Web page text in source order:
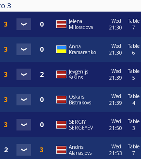
3
Jelena
Miloradova
Wed
21:30
Table
7
Anna
Kramarenko
Wed
21:30
Table
6
Jevgenijs
Šašins
Wed
21:39
Table
5
Oskars
Bistrakovs
Wed
21:39
Table
4
SERGIY
SERGEYEV
Wed
21:50
Table
3
Andris
Afanasjevs
Wed
21:53
Table
7